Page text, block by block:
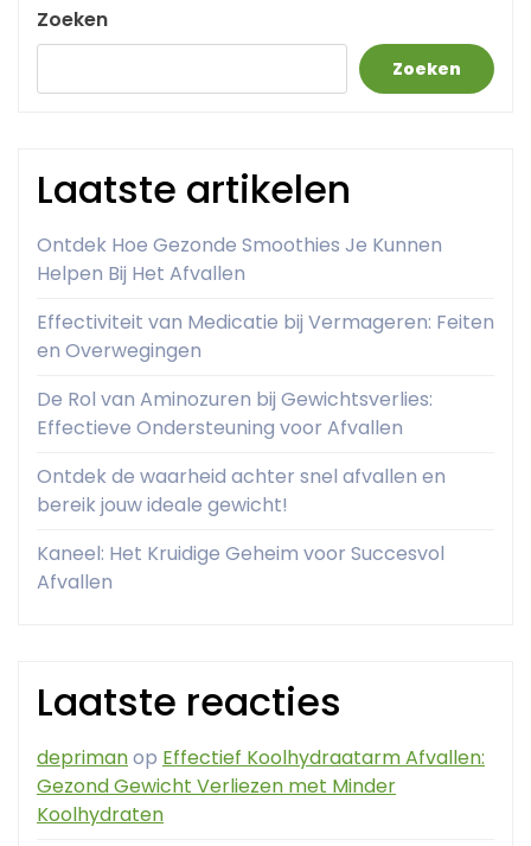
Zoeken
Zoeken
Laatste artikelen
Ontdek Hoe Gezonde Smoothies Je Kunnen
Helpen Bij Het Afvallen
Effectiviteit van Medicatie bij Vermageren: Feiten
en Overwegingen
De Rol van Aminozuren bij Gewichtsverlies:
Effectieve Ondersteuning voor Afvallen
Ontdek de waarheid achter snel afvallen en
bereik jouw ideale gewicht!
Kaneel: Het Kruidige Geheim voor Succesvol
Afvallen
Laatste reacties
deprimanop Effectief Koolhydraatarm Afvallen:
Gezond Gewicht Verliezen met Minder
Koolhydraten